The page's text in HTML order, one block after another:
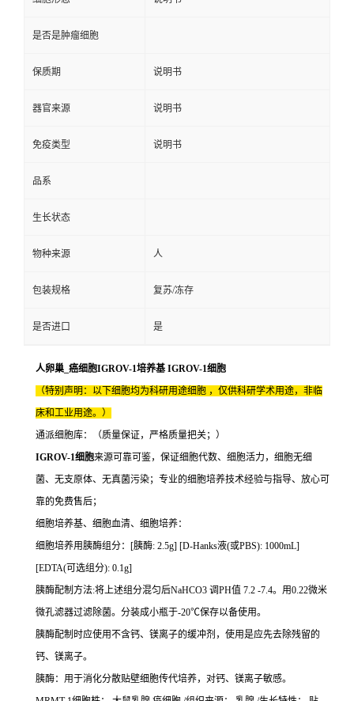
是否是肿瘤细胞
保质期 说明书
器官来源 说明书
免疫类型 说明书
品系
生长状态
物种来源 人
包装规格 复苏/冻存
是否进口 是
人卵巢_癌细胞IGROV-1培养基 IGROV-1细胞
（特别声明：以下细胞均为科研用途细胞 ，仅供科研学术用途，非临
床和工业用途。）
通派细胞库：（质量保证，严格质量把关；）
IGROV-1细胞来源可靠可鉴，保证细胞代数、细胞活力，细胞无细
菌、无支原体、无真菌污染；专业的细胞培养技术经验与指导、放心可
靠的免费售后；
细胞培养基、细胞血清、细胞培养：
细胞培养用胰酶组分：[胰酶: 2.5g] [D-Hanks液(或PBS): 1000mL]
[EDTA(可选组分): 0.1g]
胰酶配制方法:将上述组分混匀后NaHCO3 调PH值 7.2 -7.4。用0.22微米
微孔滤器过滤除菌。分装成小瓶于-20℃保存以备使用。
胰酶配制时应使用不含钙、镁离子的缓冲剂，使用是应先去除残留的
钙、镁离子。
胰酶：用于消化分散贴壁细胞传代培养，对钙、镁离子敏感。